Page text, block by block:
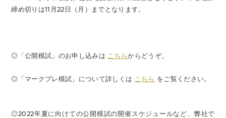
締め切りは11月22日（月）までとなります。
◎「公開模試」のお申し込みは こちらからどうぞ。
◎「マークプレ模試」について詳しくは こちら をご覧ください。
◎2022年夏に向けての公開模試の開催スケジュールなど、弊社で